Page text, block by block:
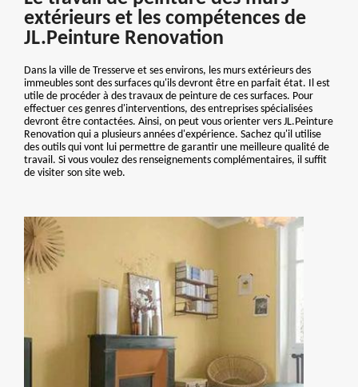
extérieurs et les compétences de
JL.Peinture Renovation
Dans la ville de Tresserve et ses environs, les murs extérieurs des
immeubles sont des surfaces qu'ils devront être en parfait état. Il est
utile de procéder à des travaux de peinture de ces surfaces. Pour
effectuer ces genres d'interventions, des entreprises spécialisées
devront être contactées. Ainsi, on peut vous orienter vers JL.Peinture
Renovation qui a plusieurs années d'expérience. Sachez qu'il utilise
des outils qui vont lui permettre de garantir une meilleure qualité de
travail. Si vous voulez des renseignements complémentaires, il suffit
de visiter son site web.